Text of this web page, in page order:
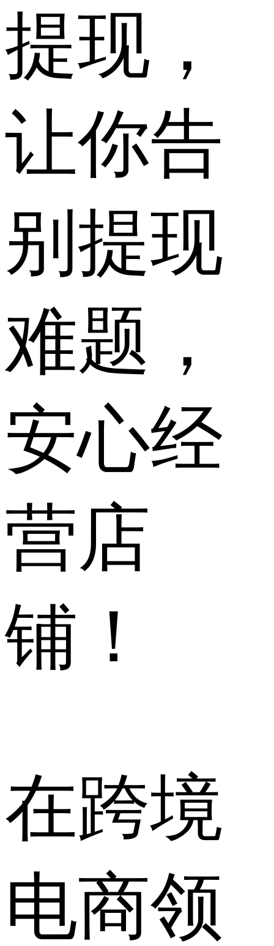
提现，
让你告
别提现
难题，
安心经
营店
铺！
在跨境
电商领